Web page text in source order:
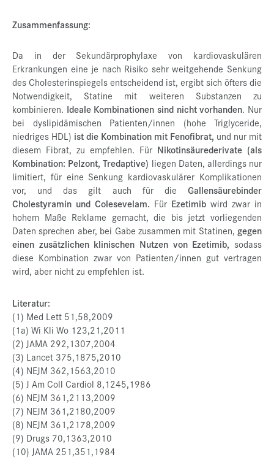
Zusammenfassung:
Da in der Sekundärprophylaxe von kardiovaskulären
Erkrankungen eine je nach Risiko sehr weitgehende Senkung
des Cholesterinspiegels entscheidend ist, ergibt sich öfters die
Notwendigkeit, Statine mit weiteren Substanzen zu
kombinieren. Ideale Kombinationen sind nicht vorhanden. Nur
bei dyslipidämischen Patienten/innen (hohe Triglyceride,
niedriges HDL) ist die Kombination mit Fenofibrat, und nur mit
diesem Fibrat, zu empfehlen. Für Nikotinsäurederivate (als
Kombination: Pelzont, Tredaptive) liegen Daten, allerdings nur
limitiert, für eine Senkung kardiovaskulärer Komplikationen
vor, und das gilt auch für die Gallensäurebinder
Cholestyramin und Colesevelam. Für Ezetimib wird zwar in
hohem Maße Reklame gemacht, die bis jetzt vorliegenden
Daten sprechen aber, bei Gabe zusammen mit Statinen, gegen
einen zusätzlichen klinischen Nutzen von Ezetimib, sodass
diese Kombination zwar von Patienten/innen gut vertragen
wird, aber nicht zu empfehlen ist.
Literatur:
(1) Med Lett 51,58,2009
(1a) Wi Kli Wo 123,21,2011
(2) JAMA 292,1307,2004
(3) Lancet 375,1875,2010
(4) NEJM 362,1563,2010
(5) J Am Coll Cardiol 8,1245,1986
(6) NEJM 361,2113,2009
(7) NEJM 361,2180,2009
(8) NEJM 361,2178,2009
(9) Drugs 70,1363,2010
(10) JAMA 251,351,1984